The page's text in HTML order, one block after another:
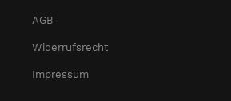
AGB
Widerrufsrecht
Impressum